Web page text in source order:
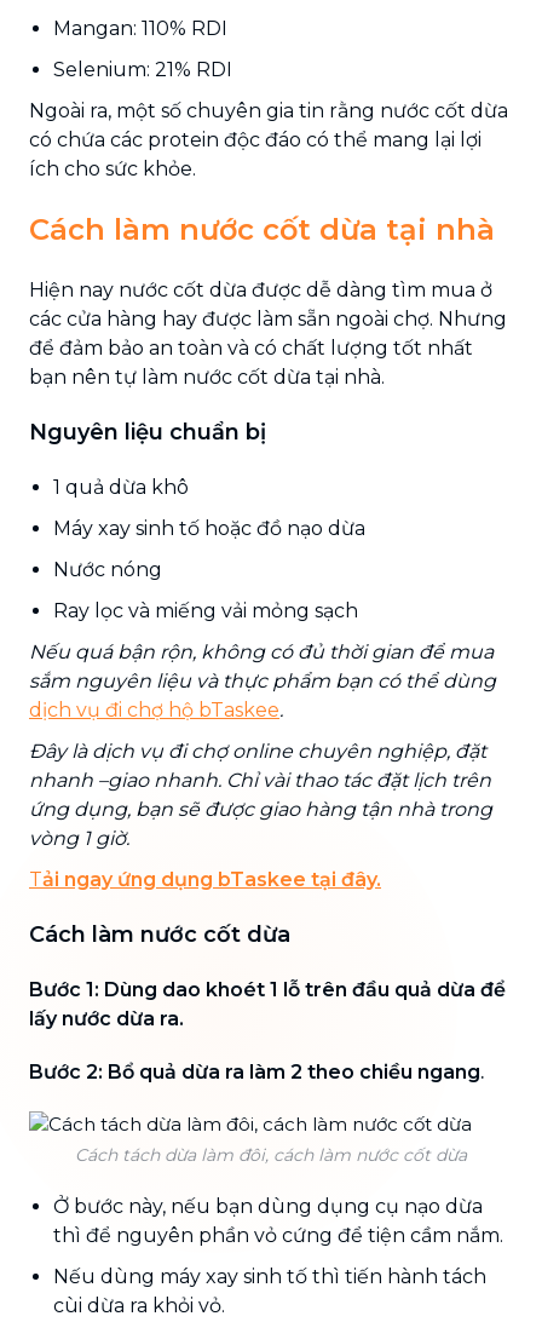
Mangan: 110% RDI
Selenium: 21% RDI
Ngoài ra, một số chuyên gia tin rằng nước cốt dừa
có chứa các protein độc đáo có thể mang lại lợi
ích cho sức khỏe.
Cách làm nước cốt dừa tại nhà
Hiện nay nước cốt dừa được dễ dàng tìm mua ở
các cửa hàng hay được làm sẵn ngoài chợ. Nhưng
để đảm bảo an toàn và có chất lượng tốt nhất
bạn nên tự làm nước cốt dừa tại nhà.
Nguyên liệu chuẩn bị
1 quả dừa khô
Máy xay sinh tố hoặc đồ nạo dừa
Nước nóng
Ray lọc và miếng vải mỏng sạch
Nếu quá bận rộn, không có đủ thời gian để mua
sắm nguyên liệu và thực phẩm bạn có thể dùng
dịch vụ đi chợ hộ bTaskee.
Đây là dịch vụ đi chợ online chuyên nghiệp, đặt
nhanh –giao nhanh. Chỉ vài thao tác đặt lịch trên
ứng dụng, bạn sẽ được giao hàng tận nhà trong
vòng 1 giờ.
Tải ngay ứng dụng bTaskee tại đây.
Cách làm nước cốt dừa
Bước 1: Dùng dao khoét 1 lỗ trên đầu quả dừa để
lấy nước dừa ra.
Bước 2: Bổ quả dừa ra làm 2 theo chiều ngang.
Cách tách dừa làm đôi, cách làm nước cốt dừa
Ở bước này, nếu bạn dùng dụng cụ nạo dừa
thì để nguyên phần vỏ cứng để tiện cầm nắm.
Nếu dùng máy xay sinh tố thì tiến hành tách
cùi dừa ra khỏi vỏ.